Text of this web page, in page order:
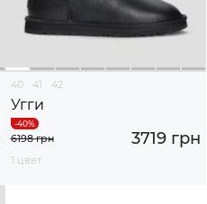
40 41 42
Угги
3719 грн
6198 грн
1 цвет